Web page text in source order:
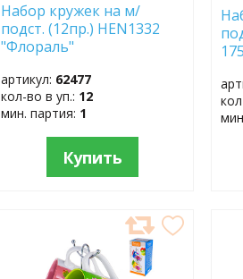
Набор кружек на м/
подст. (12пр.) HEN1332
"Флораль"
артикул: 62477
кол-во в уп.: 12
мин. партия: 1
Купить
ИЗБРАННОЕ